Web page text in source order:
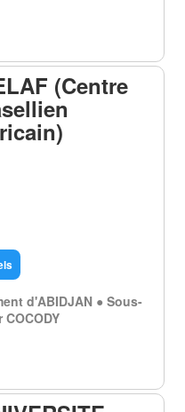
(Centre
d'ABIDJAN ● Sous-